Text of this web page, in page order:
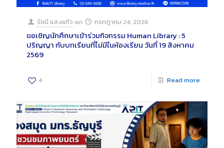
รัชนี แสงแก้ว on กรกฎาคม 24, 2026
ขอเชิญนักศึกษาเข้าร่วมกิจกรรม Human Library : 5
ปริญญา กับบทเรียนที่ไม่มีในห้องเรียน วันที่ 19 สิงหาคม
2569
4 Read more